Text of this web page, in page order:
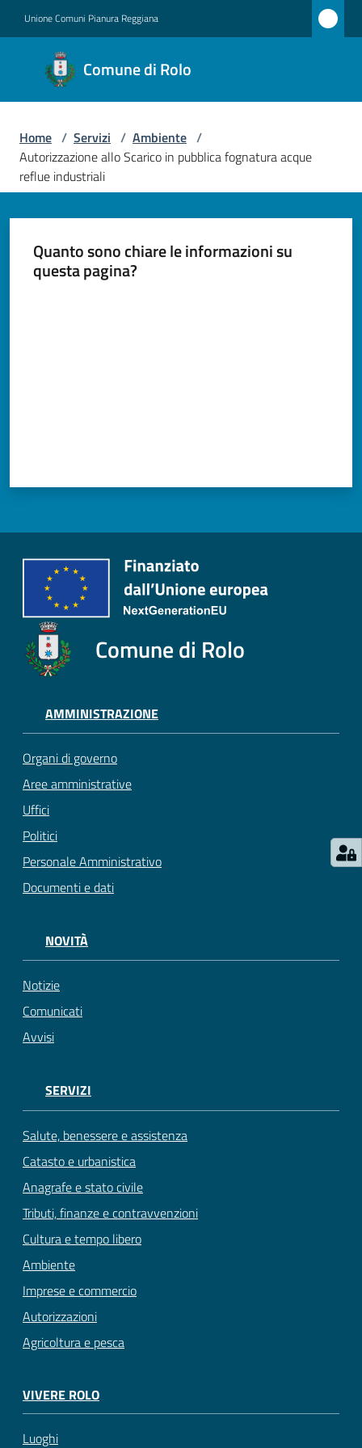
Unione Comuni Pianura Reggiana
Comune di Rolo
Comune
di Rolo
Amministrazione
Novità
Menu selezionato
Vivere
su
Home / Servizi / Ambiente /
Autorizzazione allo Scarico in pubblica fognatura acque
reflue industriali
Quanto sono chiare le informazioni su
questa pagina?
Comune di Rolo
AMMINISTRAZIONE
Organi di governo
Aree amministrative
Uffici
Politici
Personale Amministrativo
Documenti e dati
NOVITÀ
Notizie
Comunicati
Avvisi
SERVIZI
Salute, benessere e assistenza
Catasto e urbanistica
Anagrafe e stato civile
Tributi, finanze e contravvenzioni
Cultura e tempo libero
Ambiente
Imprese e commercio
Autorizzazioni
Agricoltura e pesca
VIVERE ROLO
Luoghi